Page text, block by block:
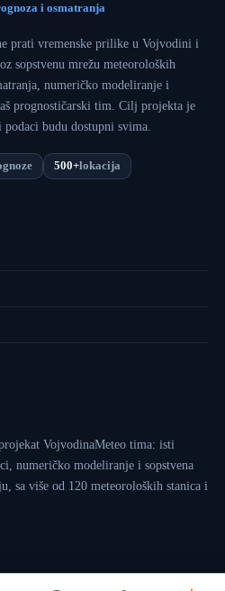
i osmatranja
prati vremenske prilike u Vojvodini i
sopstvenu mrežu meteoroloških
numeričko modeliranje i
prognostičarski tim. Cilj projekta je
budu dostupni svima.
500+lokacija
VojvodinaMeteo tima: isti
numeričko modeliranje i sopstvena
sa više od 120 meteoroloških stanica i